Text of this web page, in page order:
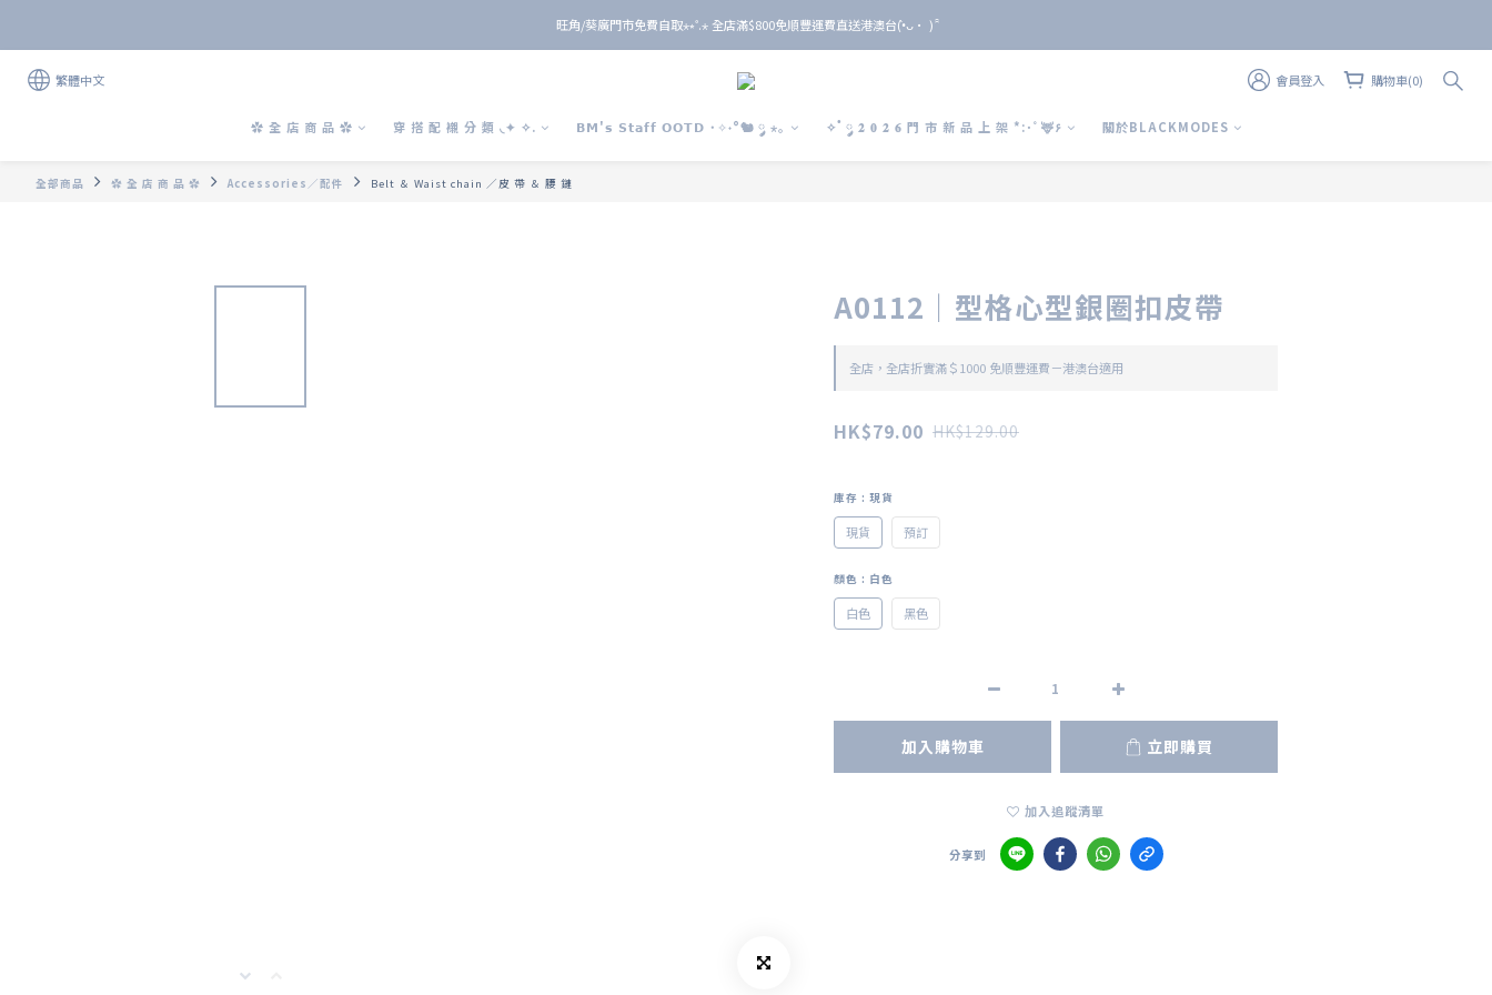
旺角/葵廣門市免費自取⋆⭒˚.⋆ 全店滿$800免順豐運費直送港澳台(•̀ᴗ• ) ̑̑
旺角/葵廣門市免費自取⋆⭒˚.⋆ 全店滿$800免順豐運費直送港澳台(•̀ᴗ• ) ̑̑
單 筆 消 費 滿 $ 6 0 0 即 送 全 年 9 折 會 員
旺角/葵廣門市免費自取⋆⭒˚.⋆ 全店滿$800免順豐運費直送港澳台(•̀ᴗ• ) ̑̑
繁體中文 會員登入 購物車(0)
✿ 全 店 商 品 ✿ 穿 搭 配 襯 分 類 ◟✦ ✧. 𝗕𝗠'𝘀 𝗦𝘁𝗮𝗳𝗳 𝗢𝗢𝗧𝗗 ˙✧˖°🐿️ ༘ ⋆｡ ✧˚ ༘ 𝟐 𝟎 𝟐 𝟔 門 市 新 品 上 架 *:･ﾟ🦌۶ 關於BLACKMODES
全部商品 ✿ 全 店 商 品 ✿ Accessories／配件 Belt ＆ Waist chain ／皮 帶 ＆ 腰 鏈
A0112｜型格心型銀圈扣皮帶
全店，全店折實滿＄1000 免順豐運費－港澳台適用
HK$79.00 HK$129.00
庫存 : 現貨
現貨 預訂
顏色 : 白色
白色 黑色
加入購物車 立即購買
加入追蹤清單
分享到